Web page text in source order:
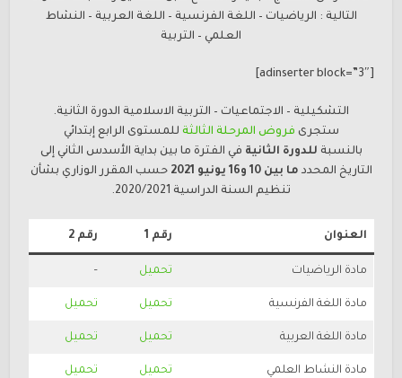
التالية : الرياضيات – اللغة الفرنسية – اللغة العربية – النشاط
العلمي – التربية
التشكيلية – الاجتماعيات – التربية الاسلامية الدورة الثانية.
ستجرى فروض المرحلة الثالثة للمستوى الرابع إبتدائي
بالنسبة للدورة الثانية في الفترة ما بين بداية الأسدس الثاني إلى
التاريخ المحدد ما بين 10 و16 يونيو 2021
حسب المقرر الوزاري بشأن
تنظيم السنة الدراسية 2020/2021.
العنوان رقم 1 رقم 2
مادة الرياضيات تحميل –
مادة اللغة الفرنسية تحميل تحميل
مادة اللغة العربية تحميل تحميل
مادة النشاط العلمي تحميل تحميل